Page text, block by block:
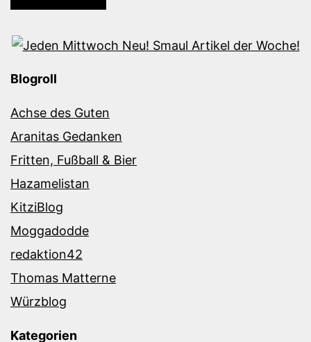
Blogroll
Achse des Guten
Aranitas Gedanken
Fritten, Fußball & Bier
Hazamelistan
KitziBlog
Moggadodde
redaktion42
Thomas Matterne
Würzblog
Kategorien